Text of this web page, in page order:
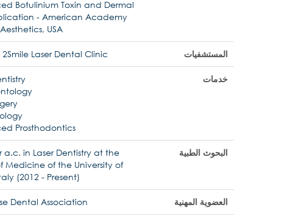
Botulinium Toxin and Dermal
- American Academy
USA
المستشفيات Laser Dental Clinic
خدمات
Prosthodontics
البحوث الطبية
a.c. in Laser Dentistry at the
Medicine of the University of
(2012 - Present)
العضوية المهنية Dental Association